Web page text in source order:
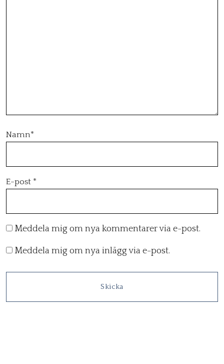
Namn*
E-post *
Meddela mig om nya kommentarer via e-post.
Meddela mig om nya inlägg via e-post.